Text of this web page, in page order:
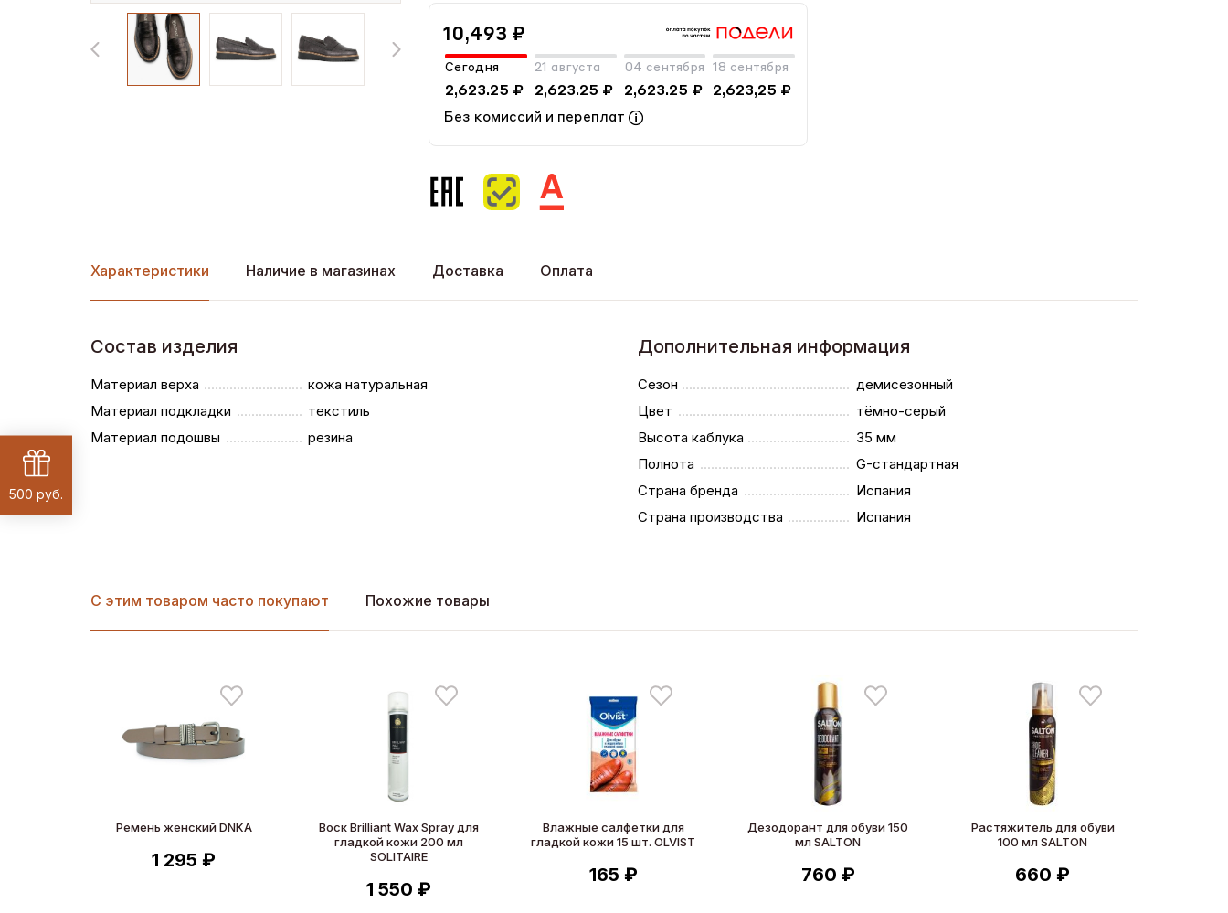
10,493 ₽
Сегодня
2,623.25 ₽
21 августа
2,623.25 ₽
04 сентября
2,623.25 ₽
18 сентября
2,623,25 ₽
Без комиссий и переплат
Характеристики Наличие в магазинах Доставка Оплата
Состав изделия
Материал верха
кожа натуральная
Материал подкладки
текстиль
Материал подошвы
резина
Дополнительная информация
Сезон
демисезонный
Цвет
тёмно-серый
Высота каблука
35 мм
Полнота
G-стандартная
Страна бренда
Испания
Страна производства
Испания
С этим товаром часто покупают Похожие товары
Ремень женский DNKA
1 295 ₽
Воск Brilliant Wax Spray для
гладкой кожи 200 мл
SOLITAIRE
1 550 ₽
Влажные салфетки для
гладкой кожи 15 шт. OLVIST
165 ₽
Дезодорант для обуви 150
мл SALTON
760 ₽
Растяжитель для обуви
100 мл SALTON
660 ₽
500 руб.